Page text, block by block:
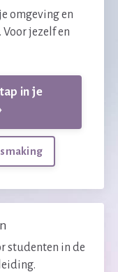
omgeving en
jezelf en
in je
studenten in de